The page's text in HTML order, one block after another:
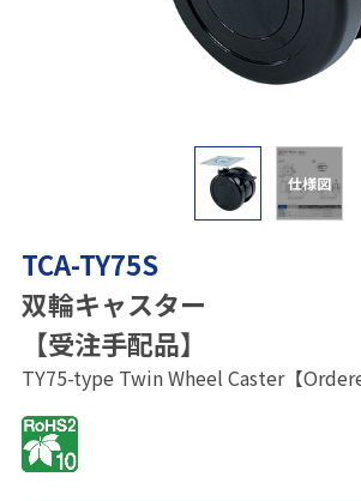
仕様図
TCA-TY75S
双輪キャスター
【受注手配品】
TY75-type Twin Wheel Caster【